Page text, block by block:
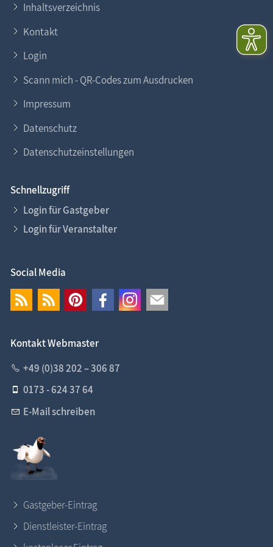
Inhaltsverzeichnis
Kontakt
Login
Scann mich - QR-Codes zum Ausdrucken
Impressum
Datenschutz
Datenschutzeinstellungen
Schnellzugriff
Login für Gastgeber
Login für Veranstalter
Social Media
Kontakt Webmaster
+49 (0)38 202 – 306 87
0173 - 624 37 64
E-Mail schreiben
Gastgeber-Eintrag
Dienstleister-Eintrag